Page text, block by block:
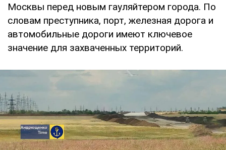
Москвы перед новым гауляйтером города. По
словам преступника, порт, железная дорога и
автомобильные дороги имеют ключевое
значение для захваченных территорий.